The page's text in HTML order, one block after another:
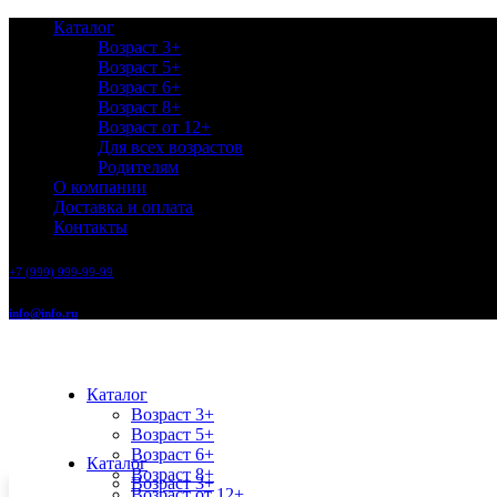
Каталог
Возраст 3+
Возраст 5+
Возраст 6+
Возраст 8+
Возраст от 12+
Для всех возрастов
Родителям
О компании
Доставка и оплата
Контакты
+7 (999) 999-99-99
info@info.ru
Каталог
Возраст 3+
Возраст 5+
Возраст 6+
Возраст 8+
Каталог
Возраст 3+